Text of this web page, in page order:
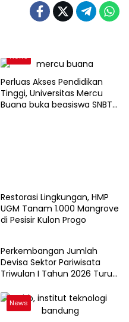
News
Perluas Akses Pendidikan
Tinggi, Universitas Mercu
Buana buka beasiswa SNBT
Restorasi Lingkungan, HMP
UGM Tanam 1.000 Mangrove
di Pesisir Kulon Progo
News
Perkembangan Jumlah
Devisa Sektor Pariwisata
Triwulan I Tahun 2026 Turun
News